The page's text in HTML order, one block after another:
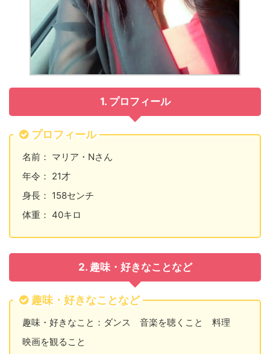
1. プロフィール
プロフィール
名前： マリア・Nさん
年令： 21才
身長： 158センチ
体重： 40キロ
2. 趣味・好きなことなど
趣味・好きなことなど
趣味・好きなこと：ダンス 音楽を聴くこと 料理
映画を観ること